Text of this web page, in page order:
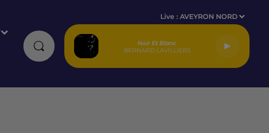
Live :AVEYRON NORD
Noir Et Blanc
BERNARD LAVILLIERS